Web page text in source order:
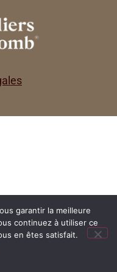
garantir la meilleure
continuez à utiliser ce
en êtes satisfait.